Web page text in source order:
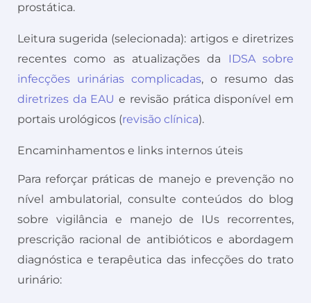
prostática.
Leitura sugerida (selecionada): artigos e diretrizes
recentes como as atualizações da
IDSA sobre
infecções urinárias complicadas, o resumo das
diretrizes da EAU e revisão prática disponível em
portais urológicos (revisão clínica).
Encaminhamentos e links internos úteis
Para reforçar práticas de manejo e prevenção no
nível ambulatorial, consulte conteúdos do blog
sobre vigilância e manejo de IUs recorrentes,
prescrição racional de antibióticos e abordagem
diagnóstica e terapêutica das infecções do trato
urinário: